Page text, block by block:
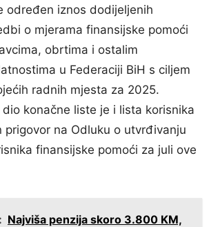
određen iznos dodijeljenih
o mjerama finansijske pomoći
obrtima i ostalim
u Federaciji BiH s ciljem
radnih mjesta za 2025.
konačne liste je i lista korisnika
prigovor na Odluku o utvrđivanju
finansijske pomoći za juli ove
Najviša penzija skoro 3.800 KM,